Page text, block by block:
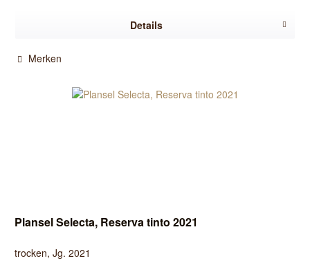
Details
Merken
Plansel Selecta, Reserva tinto 2021
trocken, Jg. 2021